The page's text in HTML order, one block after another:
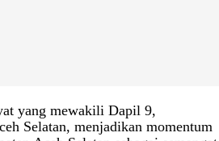
yang mewakili Dapil 9,
Selatan, menjadikan momentum